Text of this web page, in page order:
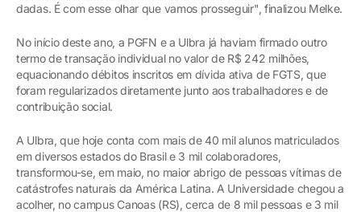
dadas. É com esse olhar que vamos prosseguir", finalizou Melke.
No início deste ano, a PGFN e a Ulbra já haviam firmado outro
termo de transação individual no valor de R$ 242 milhões,
equacionando débitos inscritos em dívida ativa de FGTS, que
foram regularizados diretamente junto aos trabalhadores e de
contribuição social.
A Ulbra, que hoje conta com mais de 40 mil alunos matriculados
em diversos estados do Brasil e 3 mil colaboradores,
transformou-se, em maio, no maior abrigo de pessoas vítimas de
catástrofes naturais da América Latina. A Universidade chegou a
acolher, no campus Canoas (RS), cerca de 8 mil pessoas e 3 mil